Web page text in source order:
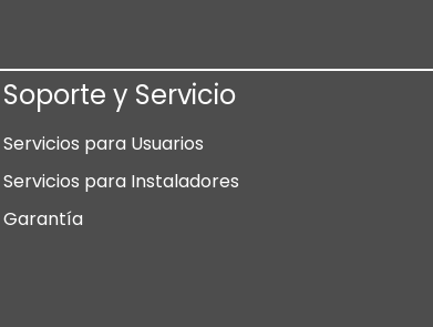
Soporte y Servicio
Servicios para Usuarios
Servicios para Instaladores
Garantía